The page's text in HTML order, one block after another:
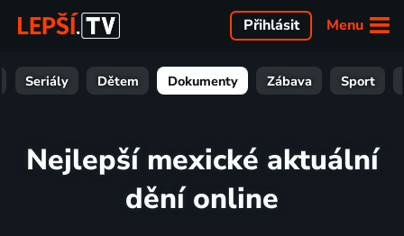
Menu
Přihlásit
Seriály Dětem Dokumenty Zábava Sport
Nejlepší mexické aktuální
dění online